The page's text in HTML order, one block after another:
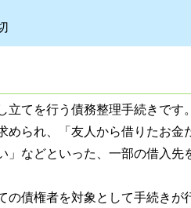
てを行う債務整理手続きです。
められ、「友人から借りたお金
などといった、一部の借入先
債権者を対象として手続きが